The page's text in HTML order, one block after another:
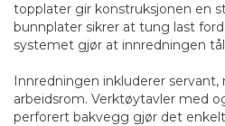
topplater gir konstruksjonen en
bunnplater sikrer at tung last
systemet gjør at innredningen
Innredningen inkluderer
arbeidsrom. Verktøytavler med
perforert bakvegg gjør det